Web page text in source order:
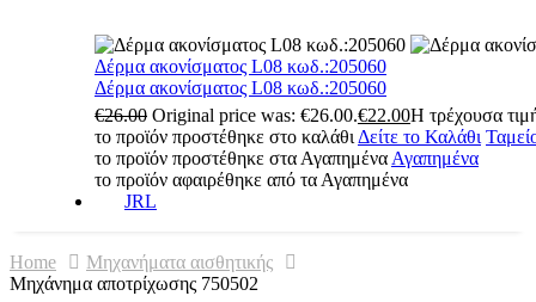
Δέρμα ακονίσματος L08 κωδ.:205060
Δέρμα ακονίσματος L08 κωδ.:205060
€26.00 Original price was: €26.00.€22.00Η τρέχουσα
το προϊόν προστέθηκε στο καλάθι Δείτε το Καλάθι
το προϊόν προστέθηκε στα Αγαπημένα Αγαπημένα
το προϊόν αφαιρέθηκε από τα Αγαπημένα
JRL
Home
Μηχανήματα αισθητικής
Μηχάνημα αποτρίχωσης 750502